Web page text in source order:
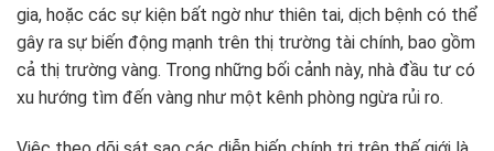
gia, hoặc các sự kiện bất ngờ như thiên tai, dịch bệnh có thể
gây ra sự biến động mạnh trên thị trường tài chính, bao gồm
cả thị trường vàng. Trong những bối cảnh này, nhà đầu tư có
xu hướng tìm đến vàng như một kênh phòng ngừa rủi ro.